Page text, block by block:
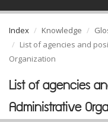
Index Knowledge
List of agencies and
Organization
List of agencies
Administrative